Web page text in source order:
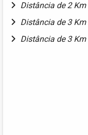
Distância de 2 Km
Distância de 3 Km
Distância de 3 Km